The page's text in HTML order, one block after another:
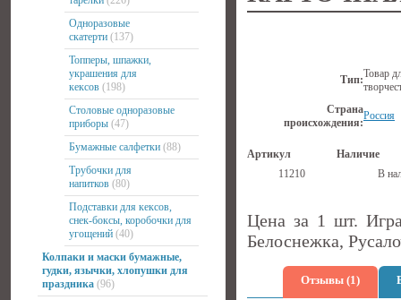
Одноразовые
скатерти (137)
Топперы, шпажки,
украшения для
кексов (198)
Столовые одноразовые
приборы (47)
Бумажные салфетки (88)
Трубочки для
напитков (80)
Подставки для кексов,
снек-боксы, коробочки для
угощений (40)
Колпаки и маски бумажные,
гудки, язычки, хлопушки для
праздника (96)
Тип:Товар
Страна
происхождения:
Россия
Артикул
Наличие
11210
В
Цена за 1 шт.
Белоснежка,
Отзывы (1)